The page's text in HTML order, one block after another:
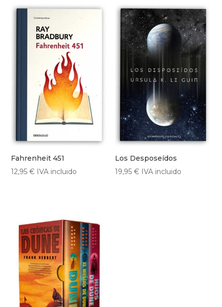
Fahrenheit 451
12,95€ IVA incluido
Los Desposeídos
19,95€ IVA incluido